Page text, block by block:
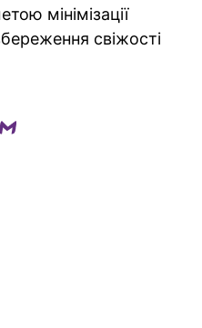
мінімізації
свіжості